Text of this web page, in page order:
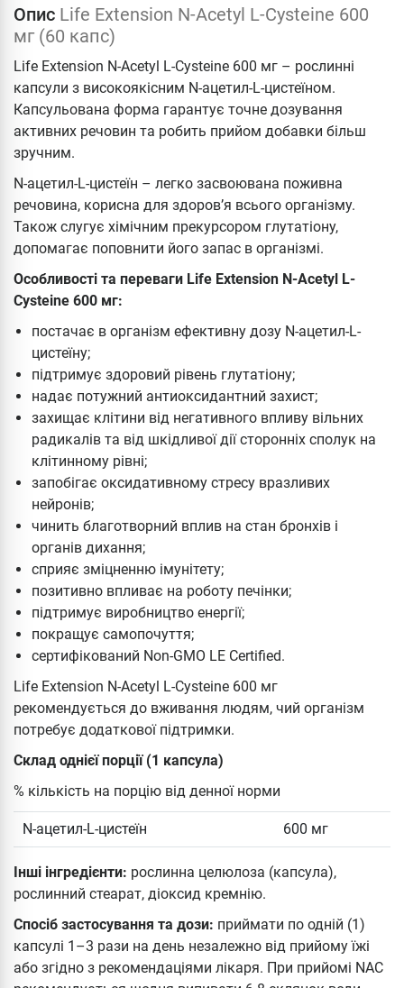
Опис Life Extension N-Acetyl L-Cysteine 600
мг (60 капс)
Life Extension N-Acetyl L-Cysteine 600 мг – рослинні
капсули з високоякісним N-ацетил-L-цистеїном.
Капсульована форма гарантує точне дозування
активних речовин та робить прийом добавки більш
зручним.
N-ацетил-L-цистеїн – легко засвоювана поживна
речовина, корисна для здоров’я всього організму.
Також слугує хімічним прекурсором глутатіону,
допомагає поповнити його запас в організмі.
Особливості та переваги Life Extension N-Acetyl L-
Cysteine 600 мг:
постачає в організм ефективну дозу N-ацетил-L-
цистеїну;
підтримує здоровий рівень глутатіону;
надає потужний антиоксидантний захист;
захищає клітини від негативного впливу вільних
радикалів та від шкідливої дії сторонніх сполук на
клітинному рівні;
запобігає оксидативному стресу вразливих
нейронів;
чинить благотворний вплив на стан бронхів і
органів дихання;
сприяє зміцненню імунітету;
позитивно впливає на роботу печінки;
підтримує виробництво енергії;
покращує самопочуття;
сертифікований Non-GMO LE Certified.
Life Extension N-Acetyl L-Cysteine 600 мг
рекомендується до вживання людям, чий організм
потребує додаткової підтримки.
Склад однієї порції (1 капсула)
% кількість на порцію від денної норми
N-ацетил-L-цистеїн 600 мг
Інші інгредієнти: рослинна целюлоза (капсула),
рослинний стеарат, діоксид кремнію.
Спосіб застосування та дози: приймати по одній (1)
капсулі 1–3 рази на день незалежно від прийому їжі
або згідно з рекомендаціями лікаря. При прийомі NAC